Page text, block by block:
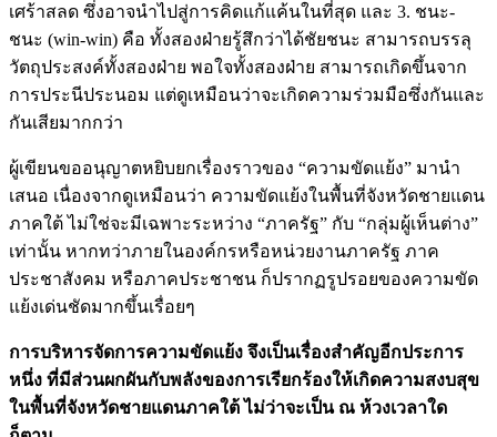
เศร้าสลด ซึ่งอาจนำไปสู่การคิดแก้แค้นในที่สุด และ 3. ชนะ-
ชนะ (win-win) คือ ทั้งสองฝ่ายรู้สึกว่าได้ชัยชนะ สามารถบรรลุ
วัตถุประสงค์ทั้งสองฝ่าย พอใจทั้งสองฝ่าย สามารถเกิดขึ้นจาก
การประนีประนอม แต่ดูเหมือนว่าจะเกิดความร่วมมือซึ่งกันและ
กันเสียมากกว่า
ผู้เขียนขออนุญาตหยิบยกเรื่องราวของ “ความขัดแย้ง” มานำ
เสนอ เนื่องจากดูเหมือนว่า ความขัดแย้งในพื้นที่จังหวัดชายแดน
ภาคใต้ ไม่ใช่จะมีเฉพาะระหว่าง “ภาครัฐ” กับ “กลุ่มผู้เห็นต่าง”
เท่านั้น หากทว่าภายในองค์กรหรือหน่วยงานภาครัฐ ภาค
ประชาสังคม หรือภาคประชาชน ก็ปรากฏรูปรอยของความขัด
แย้งเด่นชัดมากขึ้นเรื่อยๆ
การบริหารจัดการความขัดแย้ง จึงเป็นเรื่องสำคัญอีกประการ
หนึ่ง ที่มีส่วนผกผันกับพลังของการเรียกร้องให้เกิดความสงบสุข
ในพื้นที่จังหวัดชายแดนภาคใต้ ไม่ว่าจะเป็น ณ ห้วงเวลาใด